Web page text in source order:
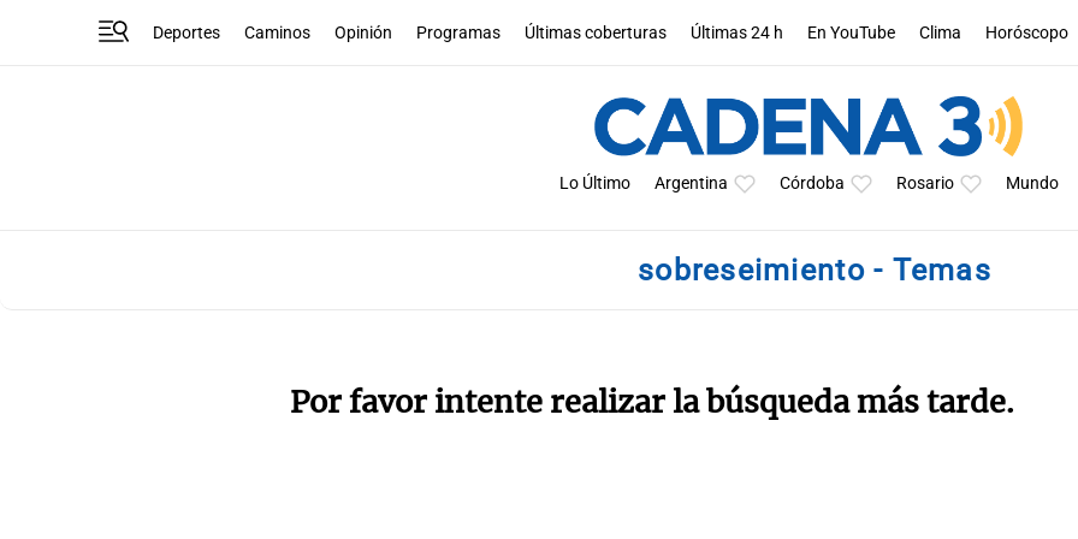
Deportes Caminos Opinión Programas Últimas coberturas Últimas 24 h En YouTube Clima Horóscopo
Lo Último Argentina Córdoba Rosario Mundo
sobreseimiento - Temas
Por favor intente realizar la búsqueda más tarde.